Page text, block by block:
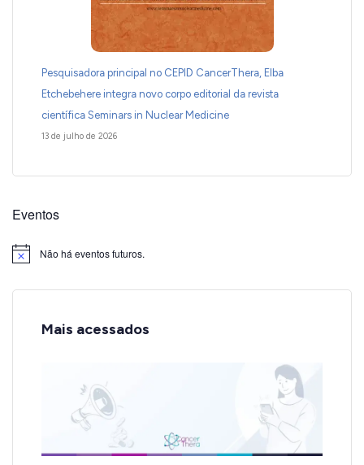
Pesquisadora principal no CEPID CancerThera, Elba
Etchebehere integra novo corpo editorial da revista
científica Seminars in Nuclear Medicine
13 de julho de 2026
Eventos
Notice Não há eventos futuros.
Mais acessados